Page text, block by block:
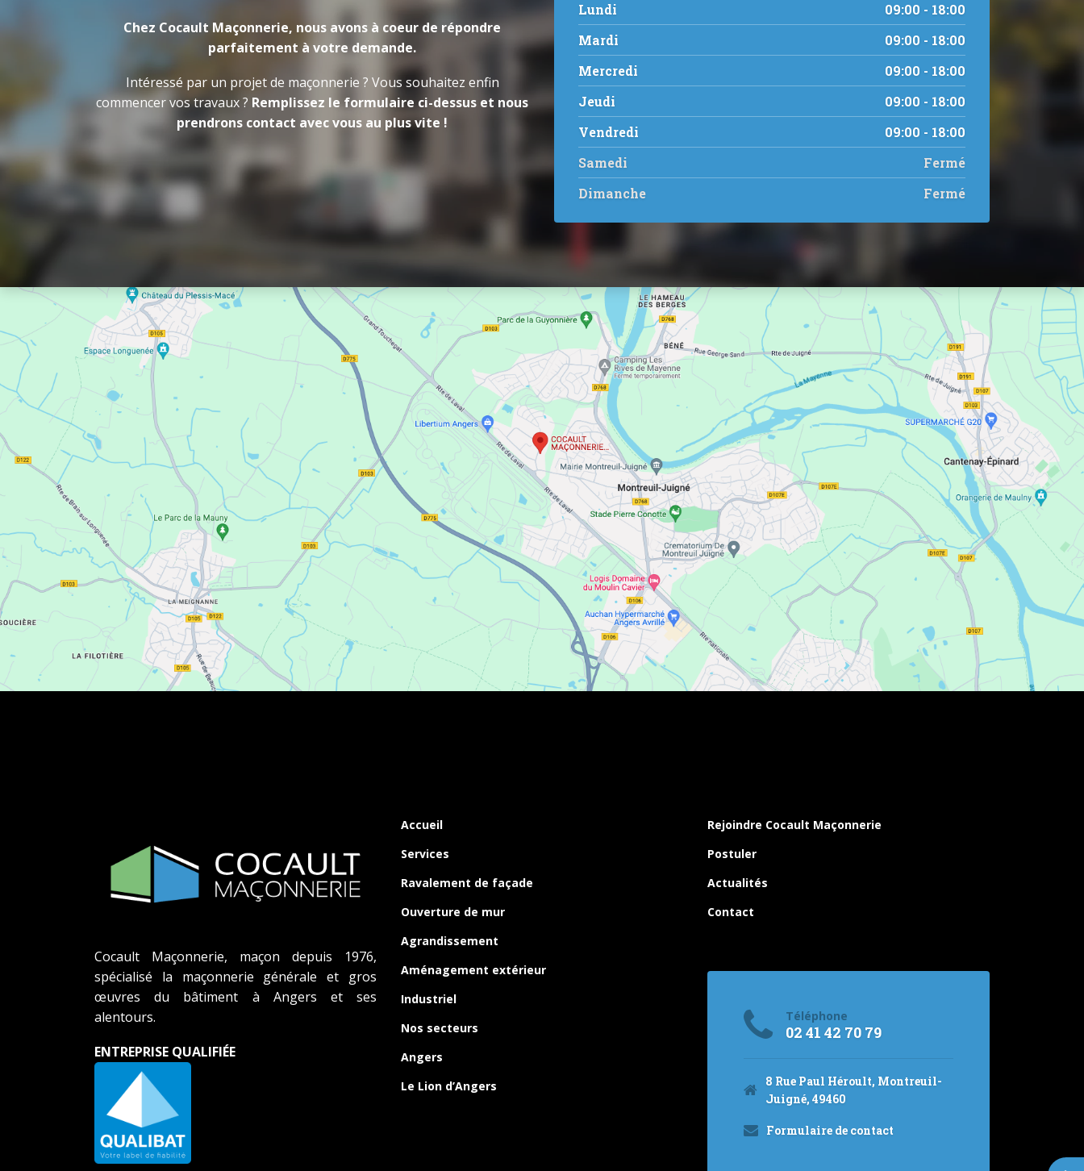
Chez Cocault Maçonnerie, nous avons à coeur de répondre
parfaitement à votre demande.
Intéressé par un projet de maçonnerie ? Vous souhaitez enfin
commencer vos travaux ? Remplissez le formulaire ci-dessus et nous
prendrons contact avec vous au plus vite !
Lundi
09:00 - 18:00
Mardi
09:00 - 18:00
Mercredi
09:00 - 18:00
Jeudi
09:00 - 18:00
Vendredi
09:00 - 18:00
Samedi
Fermé
Dimanche
Fermé
Cocault Maçonnerie, maçon depuis 1976,
spécialisé la maçonnerie générale et gros
œuvres du bâtiment à Angers et ses
alentours.
ENTREPRISE QUALIFIÉE
Accueil
Services
Ravalement de façade
Ouverture de mur
Agrandissement
Aménagement extérieur
Industriel
Nos secteurs
Angers
Le Lion d’Angers
Rejoindre Cocault Maçonnerie
Postuler
Actualités
Contact
Téléphone
02 41 42 70 79
8 Rue Paul Héroult, Montreuil-
Juigné, 49460
Formulaire de contact